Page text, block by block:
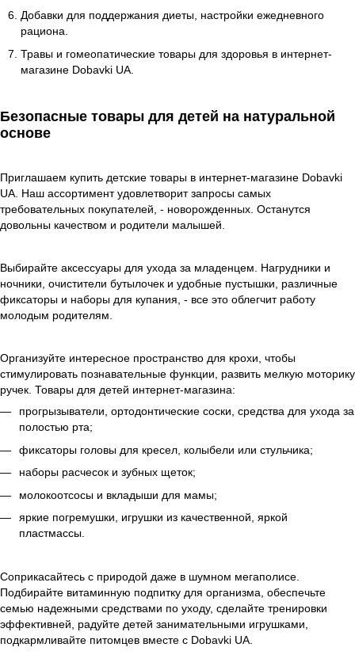
Добавки для поддержания диеты, настройки ежедневного
рациона.
Травы и гомеопатические товары для здоровья в интернет-
магазине Dobavki UA.
Безопасные товары для детей на натуральной
основе
Приглашаем купить детские товары в интернет-магазине Dobavki
UA. Наш ассортимент удовлетворит запросы самых
требовательных покупателей, - новорожденных. Останутся
довольны качеством и родители малышей.
Выбирайте аксессуары для ухода за младенцем. Нагрудники и
ночники, очистители бутылочек и удобные пустышки, различные
фиксаторы и наборы для купания, - все это облегчит работу
молодым родителям.
Организуйте интересное пространство для крохи, чтобы
стимулировать познавательные функции, развить мелкую моторику
ручек. Товары для детей интернет-магазина:
прогрызыватели, ортодонтические соски, средства для ухода за
полостью рта;
фиксаторы головы для кресел, колыбели или стульчика;
наборы расчесок и зубных щеток;
молокоотсосы и вкладыши для мамы;
яркие погремушки, игрушки из качественной, яркой
пластмассы.
Соприкасайтесь с природой даже в шумном мегаполисе.
Подбирайте витаминную подпитку для организма, обеспечьте
семью надежными средствами по уходу, сделайте тренировки
эффективней, радуйте детей занимательными игрушками,
подкармливайте питомцев вместе с Dobavki UA.